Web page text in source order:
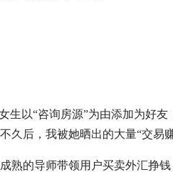
生以“咨询房源”为由添加为好
久后，我被她晒出的大量“交易
熟的导师带领用户买卖外汇挣